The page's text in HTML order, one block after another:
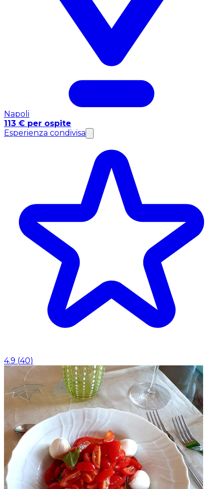
Napoli
113 € per ospite
Esperienza condivisa
4.9 (40)